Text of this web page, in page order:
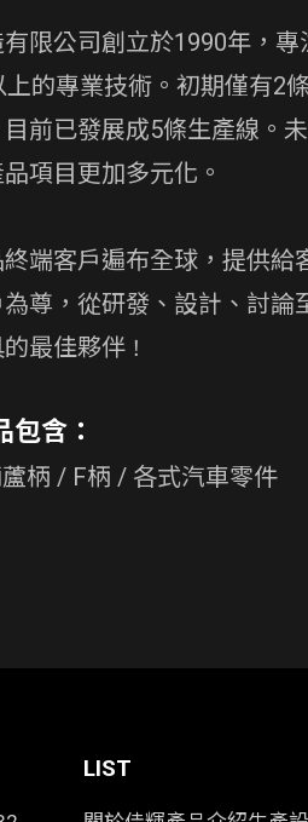
限公司創立於1990年，
上的專業技術。初期僅有2
前已發展成5條生產線。
項目更加多元化。
端客戶遍布全球，提供給
尊，從研發、設計、討論
最佳夥伴 ！
包含：
柄 / F柄 / 各式汽車零件
LIST